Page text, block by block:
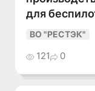
для
ВО "РЕСТЭК"
121 0